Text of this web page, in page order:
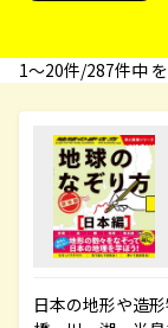
1〜20件/287件中
日本の地形や造